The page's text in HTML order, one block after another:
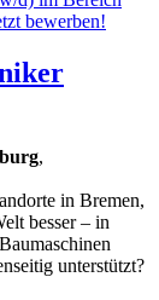
,
in Bremen,
besser – in
unterstützt?